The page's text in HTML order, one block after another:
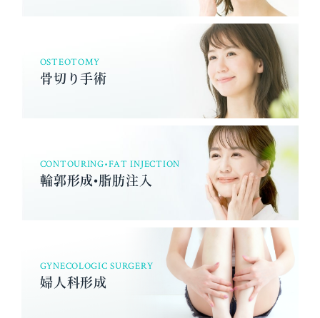
OSTEOTOMY
骨切り手術
CONTOURING•FAT INJECTION
輪郭形成•脂肪注入
GYNECOLOGIC SURGERY
婦人科形成